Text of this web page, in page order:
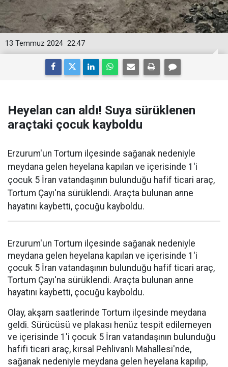
22:47
13 Temmuz 2024
Heyelan can aldı! Suya sürüklenen
araçtaki çocuk kayboldu
Erzurum'un Tortum ilçesinde sağanak nedeniyle
meydana gelen heyelana kapılan ve içerisinde 1'i
çocuk 5 İran vatandaşının bulunduğu hafif ticari araç,
Tortum Çayı'na sürüklendi. Araçta bulunan anne
hayatını kaybetti, çocuğu kayboldu.
Erzurum'un Tortum ilçesinde sağanak nedeniyle
meydana gelen heyelana kapılan ve içerisinde 1'i
çocuk 5 İran vatandaşının bulunduğu hafif ticari araç,
Tortum Çayı'na sürüklendi. Araçta bulunan anne
hayatını kaybetti, çocuğu kayboldu.
Olay, akşam saatlerinde Tortum ilçesinde meydana
geldi. Sürücüsü ve plakası henüz tespit edilemeyen
ve içerisinde 1'i çocuk 5 İran vatandaşının bulunduğu
hafifi ticari araç, kırsal Pehlivanlı Mahallesi'nde,
sağanak nedeniyle meydana gelen heyelana kapılıp,